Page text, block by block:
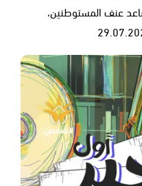
عنف المستوطنين،